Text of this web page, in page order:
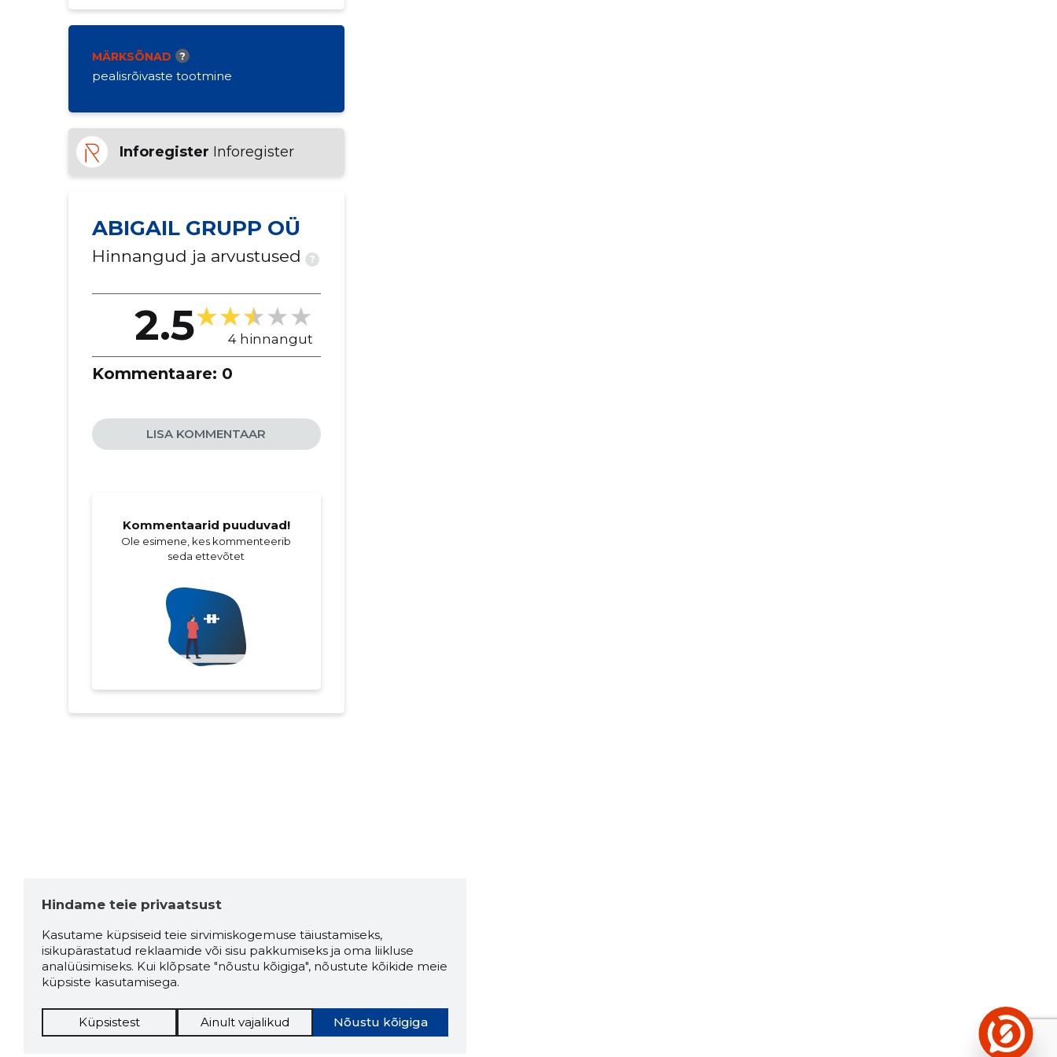
MÄRKSÕNAD ?
pealisrõivaste tootmine
Inforegister Inforegister
ABIGAIL GRUPP OÜ
Hinnangud ja arvustused ?
2.5 4 hinnangut
Kommentaare: 0
LISA KOMMENTAAR
Kommentaarid puuduvad!
Ole esimene, kes kommenteerib
seda ettevõtet
Hindame teie privaatsust
Kasutame küpsiseid teie sirvimiskogemuse täiustamiseks,
isikupärastatud reklaamide või sisu pakkumiseks ja oma liikluse
analüüsimiseks. Kui klõpsate "nõustu kõigiga", nõustute kõikide meie
küpsiste kasutamisega.
Nõustu kõigiga
Küpsistest Ainult vajalikud